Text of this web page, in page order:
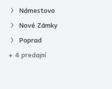
Námestovo
Nové Zámky
Poprad
+ 4 predajní